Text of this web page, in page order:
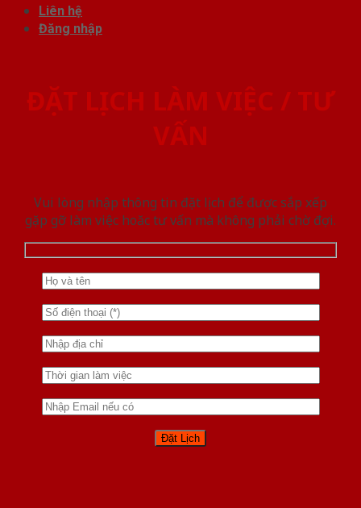
Liên hệ
Đăng nhập
ĐẶT LỊCH LÀM VIỆC / TƯ
VẤN
Vui lòng nhập thông tin đặt lịch để được sắp xếp
gặp gỡ làm việc hoăc tư vấn mà không phải chờ đợi.